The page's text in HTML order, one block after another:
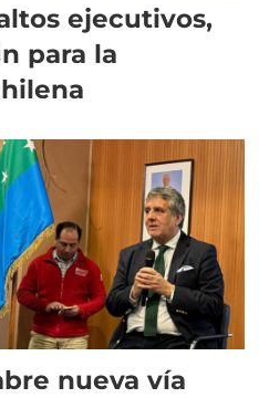
ejecutivos,
para la
nueva vía